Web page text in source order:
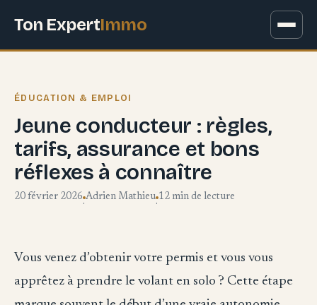
Ton ExpertImmo
ÉDUCATION & EMPLOI
Jeune conducteur : règles,
tarifs, assurance et bons
réflexes à connaître
20 février 2026
·
Adrien Mathieu
·
12 min de lecture
Vous venez d’obtenir votre permis et vous vous
apprêtez à prendre le volant en solo ? Cette étape